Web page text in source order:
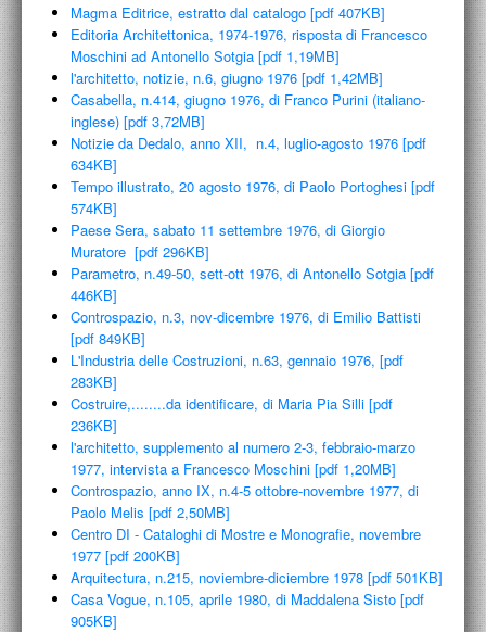
Magma Editrice, estratto dal catalogo [pdf 407KB]
Editoria Architettonica, 1974-1976, risposta di Francesco
Moschini ad Antonello Sotgia [pdf 1,19MB]
l'architetto, notizie, n.6, giugno 1976 [pdf 1,42MB]
Casabella, n.414, giugno 1976, di Franco Purini (italiano-
inglese) [pdf 3,72MB]
Notizie da Dedalo, anno XII, n.4, luglio-agosto 1976 [pdf
634KB]
Tempo illustrato, 20 agosto 1976, di Paolo Portoghesi [pdf
574KB]
Paese Sera, sabato 11 settembre 1976, di Giorgio
Muratore [pdf 296KB]
Parametro, n.49-50, sett-ott 1976, di Antonello Sotgia [pdf
446KB]
Controspazio, n.3, nov-dicembre 1976, di Emilio Battisti
[pdf 849KB]
L'Industria delle Costruzioni, n.63, gennaio 1976, [pdf
283KB]
Costruire,........da identificare, di Maria Pia Silli [pdf
236KB]
l'architetto, supplemento al numero 2-3, febbraio-marzo
1977, intervista a Francesco Moschini [pdf 1,20MB]
Controspazio, anno IX, n.4-5 ottobre-novembre 1977, di
Paolo Melis [pdf 2,50MB]
Centro DI - Cataloghi di Mostre e Monografie, novembre
1977 [pdf 200KB]
Arquitectura, n.215, noviembre-diciembre 1978 [pdf 501KB]
Casa Vogue, n.105, aprile 1980, di Maddalena Sisto [pdf
905KB]